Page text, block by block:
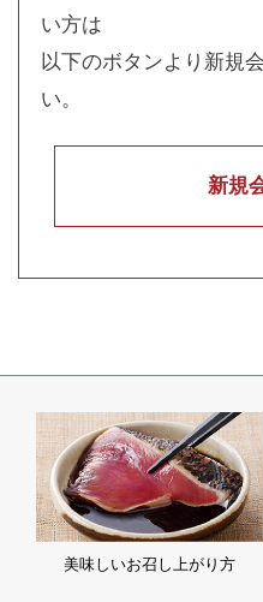
い方は
以下のボタンより新規
い。
新規
美味しいお召し上がり方